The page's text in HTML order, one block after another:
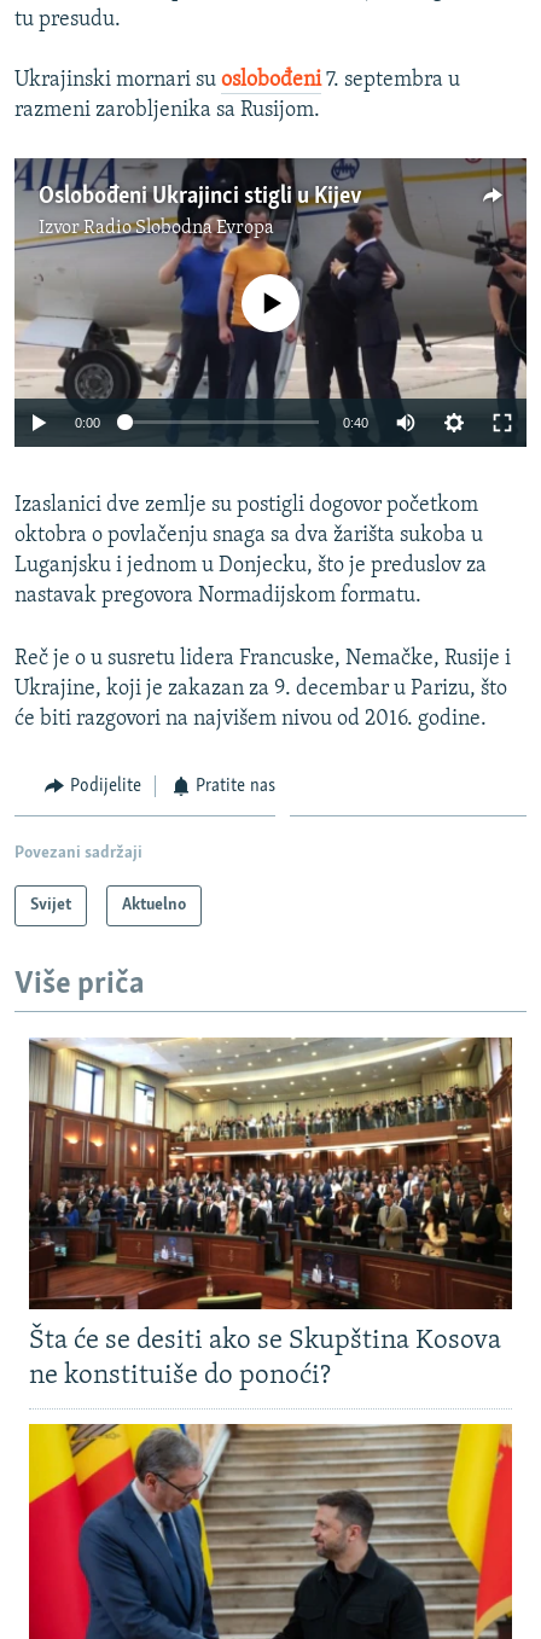
tu presudu.
Ukrajinski mornari su oslobođeni7. septembra u
razmeni zarobljenika sa Rusijom.
Oslobođeni Ukrajinci stigli u Kijev
IzvorRadio Slobodna Evropa
No media source currently available
0:00 0:40
Izaslanici dve zemlje su postigli dogovor početkom
oktobra o povlačenju snaga sa dva žarišta sukoba u
Luganjsku i jednom u Donjecku, što je preduslov za
nastavak pregovora Normadijskom formatu.
Reč je o u susretu lidera Francuske, Nemačke, Rusije i
Ukrajine, koji je zakazan za 9. decembar u Parizu, što
će biti razgovori na najvišem nivou od 2016. godine.
Podijelite Pratite nas
Povezani sadržaji
Svijet Aktuelno
Više priča
Šta će se desiti ako se Skupština Kosova
ne konstituiše do ponoći?